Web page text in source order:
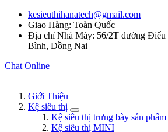
kesieuthihanatech@gmail.com
Giao Hàng: Toàn Quốc
Địa chỉ Nhà Máy: 56/2T đường Điểu
Bình, Đồng Nai
Chat Online
Giới Thiệu
Kệ siêu thị
Kệ siêu thị trưng bày sản phẩm
Kệ siêu thị MINI